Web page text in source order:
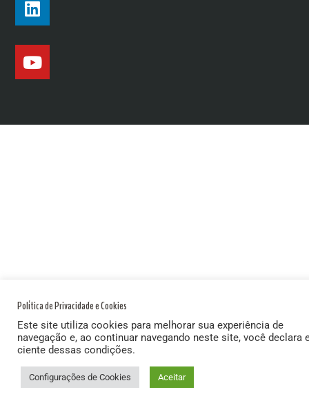
Política de Privacidade e Cookies
Este site utiliza cookies para melhorar sua experiência de
navegação e, ao continuar navegando neste site, você declara
ciente dessas condições.
Configurações de Cookies Aceitar